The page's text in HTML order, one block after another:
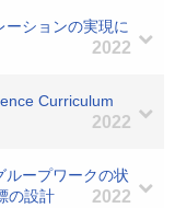
ションの実現に
2022
Curriculum
2022
ループワークの状
の設計
2022